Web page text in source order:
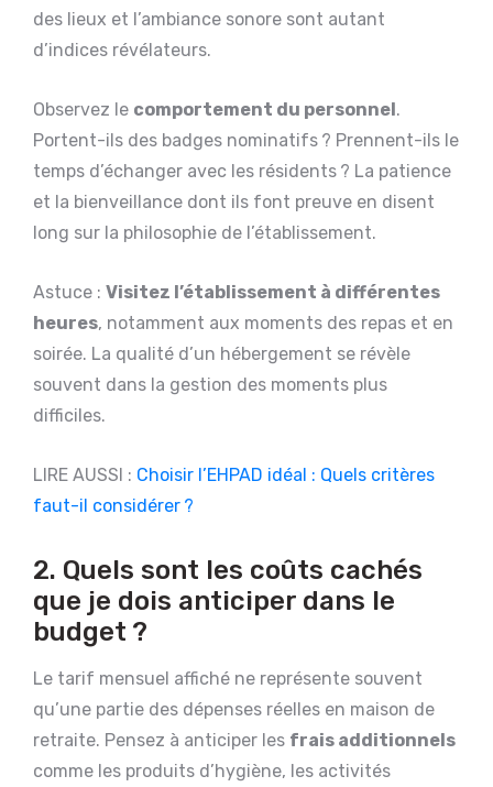
des lieux et l’ambiance sonore sont autant
d’indices révélateurs.
Observez le comportement du personnel.
Portent-ils des badges nominatifs ? Prennent-ils le
temps d’échanger avec les résidents ? La patience
et la bienveillance dont ils font preuve en disent
long sur la philosophie de l’établissement.
Astuce : Visitez l’établissement à différentes
heures, notamment aux moments des repas et en
soirée. La qualité d’un hébergement se révèle
souvent dans la gestion des moments plus
difficiles.
LIRE AUSSI : Choisir l’EHPAD idéal : Quels critères
faut-il considérer ?
2. Quels sont les coûts cachés
que je dois anticiper dans le
budget ?
Le tarif mensuel affiché ne représente souvent
qu’une partie des dépenses réelles en maison de
retraite. Pensez à anticiper les frais additionnels
comme les produits d’hygiène, les activités